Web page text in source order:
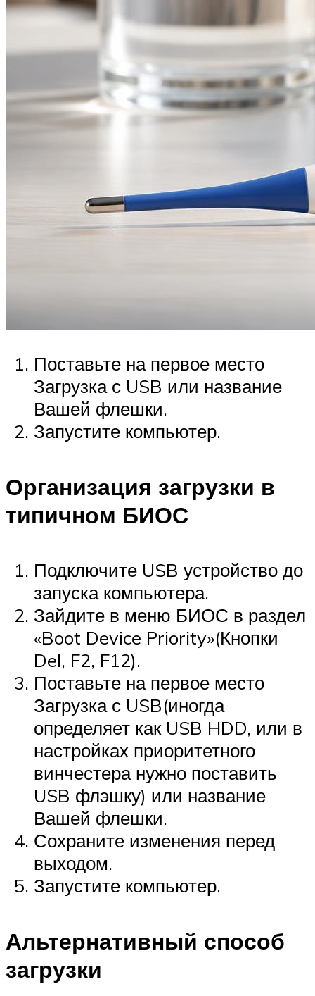
Поставьте на первое место
Загрузка с USB или название
Вашей флешки.
Запустите компьютер.
Организация загрузки в
типичном БИОС
Подключите USB устройство до
запуска компьютера.
Зайдите в меню БИОС в раздел
«Boot Device Priority»(Кнопки
Del, F2, F12).
Поставьте на первое место
Загрузка с USB(иногда
определяет как USB HDD, или в
настройках приоритетного
винчестера нужно поставить
USB флэшку) или название
Вашей флешки.
Сохраните изменения перед
выходом.
Запустите компьютер.
Альтернативный способ
загрузки